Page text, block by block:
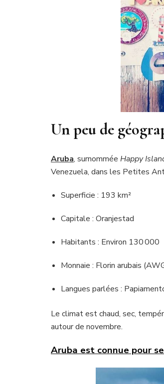
Un peu de
Aruba, surnommée Happy
Venezuela, dans les Petites
Superficie : 193 km²
Capitale : Oranjestad
Habitants : Environ 130 000
Monnaie : Florin arubais
Langues parlées :
Le climat est chaud, sec,
autour de novembre.
Aruba est connue pour